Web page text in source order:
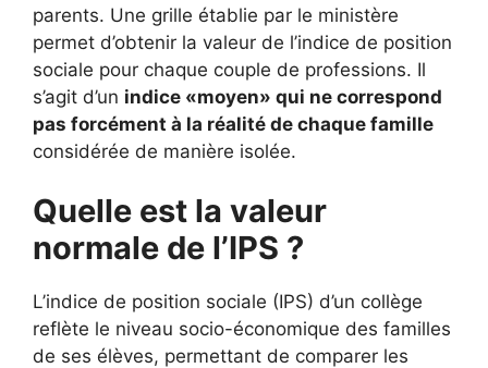
parents. Une grille établie par le ministère
permet d’obtenir la valeur de l’indice de position
sociale pour chaque couple de professions. Il
s’agit d’un indice «moyen» qui ne correspond
pas forcément à la réalité de chaque famille
considérée de manière isolée.
Quelle est la valeur
normale de l’IPS ?
L’indice de position sociale (IPS) d’un collège
reflète le niveau socio-économique des familles
de ses élèves, permettant de comparer les